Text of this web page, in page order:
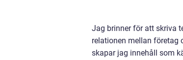
Jag brinner för att skriva
relationen mellan företag
skapar jag innehåll som